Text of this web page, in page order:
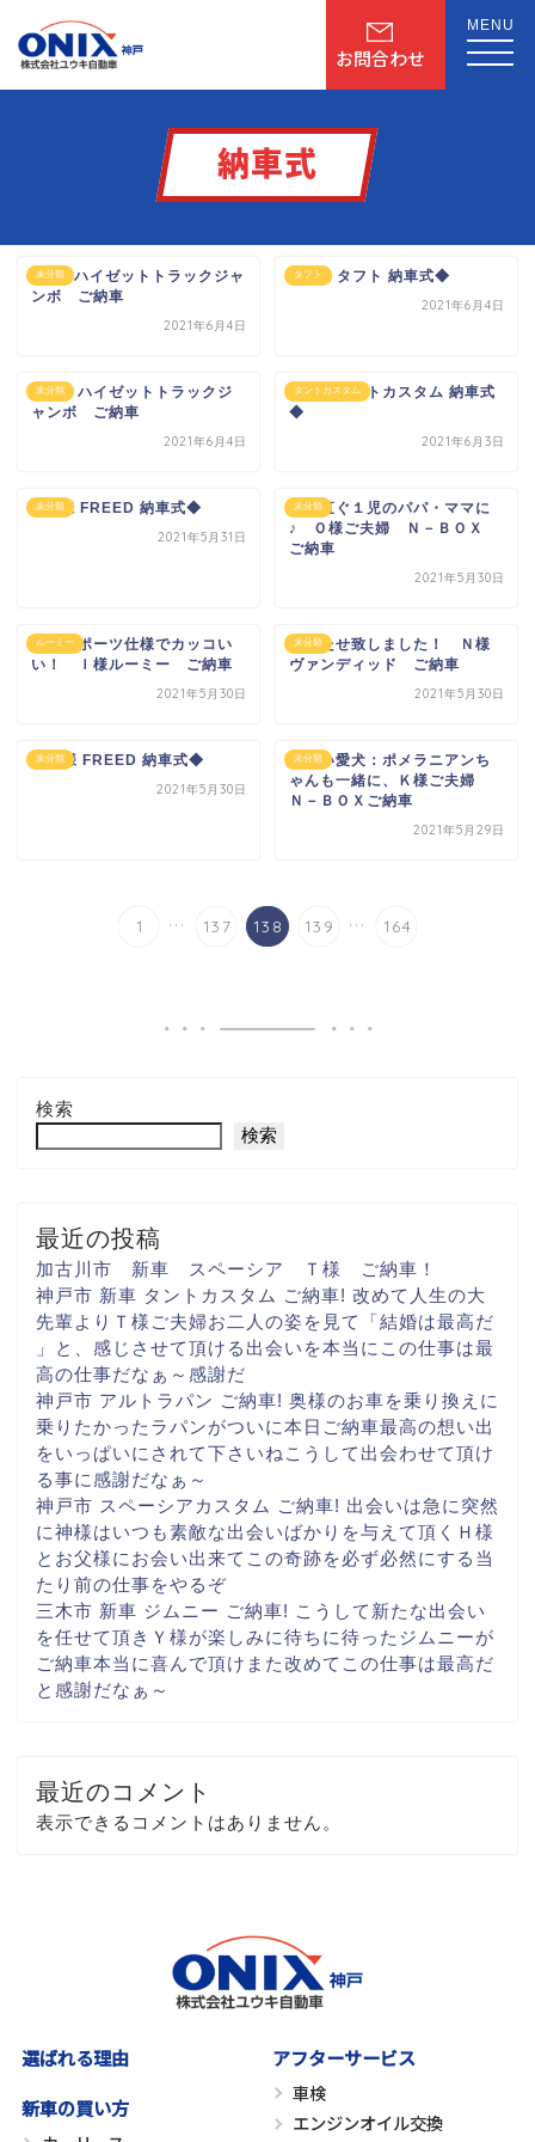
お問合わせ
MENU
納車式
未分類
N様 ハイゼットトラックジャ
ンボ ご納車
2021年6月4日
タフト
◆K様 タフト 納車式◆
2021年6月4日
未分類
Ｕ様 ハイゼットトラックジ
ャンボ ご納車
2021年6月4日
タントカスタム
◆S様 タントカスタム 納車式
◆
2021年6月3日
未分類
◆M様 FREED 納車式◆
2021年5月31日
未分類
もう直ぐ１児のパパ・ママに
♪ Ｏ様ご夫婦 Ｎ－ＢＯＸ
ご納車
2021年5月30日
ルーミー
ＧＲスポーツ仕様でカッコい
い！ Ｉ様ルーミー ご納車
2021年5月30日
未分類
お待たせ致しました！ Ｎ様
ヴァンディッド ご納車
2021年5月30日
未分類
◆Ｈ様 FREED 納車式◆
2021年5月30日
未分類
可愛い愛犬：ポメラニアンち
ゃんも一緒に、Ｋ様ご夫婦
Ｎ－ＢＯＸご納車
2021年5月29日
1 ... 137 138 139 ... 164
検索
検索
最近の投稿
加古川市 新車 スペーシア Ｔ様 ご納車！
神戸市 新車 タントカスタム ご納車! 改めて人生の大
先輩より Ｔ様ご夫婦お二人の姿を見て
「結婚は最高だ
」と、感じさせて頂ける出会いを本当にこの仕事は最
高の仕事だなぁ～ 感謝だ
神戸市 アルトラパン ご納車! 奥様のお車を乗り換えに
乗りたかったラパンがついに本日ご納車最高の想い出
をいっぱいに されて下さいね こうして出会わせて頂け
る事に感謝だなぁ～
神戸市 スペーシアカスタム ご納車! 出会いは急に 突然
に神様はいつも素敵な出会いばかりを与えて頂く Ｈ様
とお父様にお会い出来て この奇跡を必ず必然にする当
たり前の仕事をやるぞ
三木市 新車 ジムニー ご納車! こうして新たな出会い
を任せて頂き Ｙ様が楽しみに待ちに待ったジムニーが
ご納車本当に喜んで頂け また改めてこの仕事は最高だ
と 感謝だなぁ～
最近のコメント
表示できるコメントはありません。
選ばれる理由
新車の買い方
アフターサービス
車検
エンジンオイル交換